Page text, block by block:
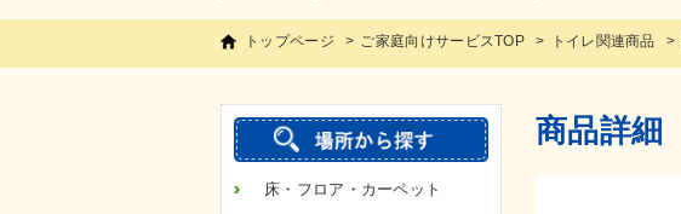
トップページ ご家庭向けサービスTOP トイレ関連商品
床・フロア・カーペット
商品詳細